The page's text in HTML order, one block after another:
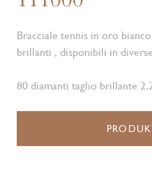
Bracciale tennis in oro
brillanti , disponibili in
80 diamanti taglio brillante